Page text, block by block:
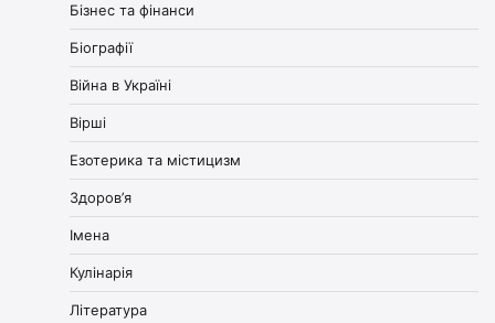
Бізнес та фінанси
Біографії
Війна в Україні
Вірші
Езотерика та містицизм
Здоров’я
Імена
Кулінарія
Література